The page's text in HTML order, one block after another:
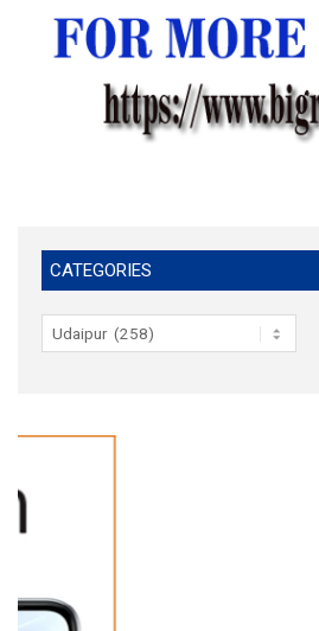
CATEGORIES
Categories